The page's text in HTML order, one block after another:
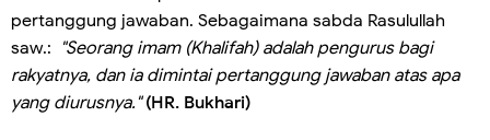
pertanggung jawaban. Sebagaimana sabda Rasulullah
saw.: "Seorang imam (Khalifah) adalah pengurus bagi
rakyatnya, dan ia dimintai pertanggung jawaban atas apa
yang diurusnya." (HR. Bukhari)